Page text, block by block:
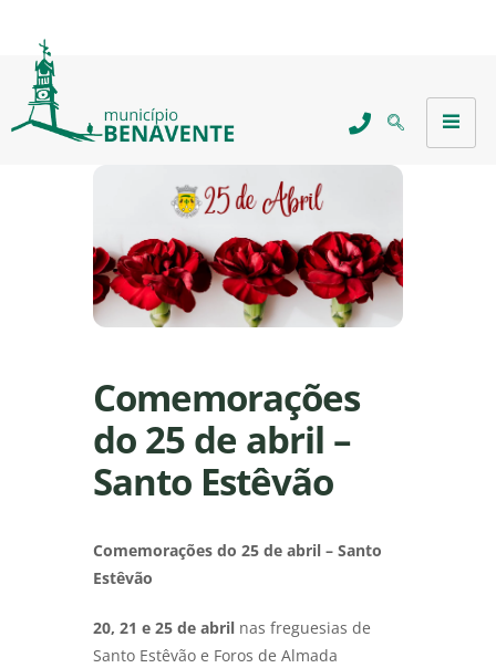
Comemorações
do 25 de abril –
Santo Estêvão
Comemorações do 25 de abril – Santo
Estêvão
20, 21 e 25 de abril nas freguesias de
Santo Estêvão e Foros de Almada